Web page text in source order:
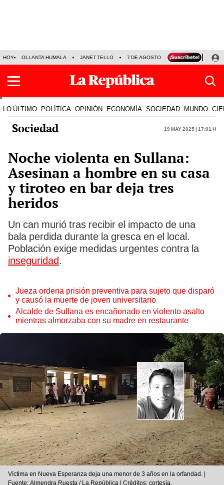
HOY OLLANTA HUMALA JANET TELLO 7 DE AGOSTO TINKA RESULTADOS
LO ÚLTIMO POLÍTICA OPINIÓN ECONOMÍA SOCIEDAD MUNDO
Sociedad 19 May 2025 | 17:01 h
Noche violenta en Sullana:
Asesinan a hombre en su casa
y tiroteo en bar deja tres
heridos
Un can murió tras recibir el impacto de una
bala perdida durante la gresca en el local.
Población exige medidas urgentes contra la
inseguridad.
Jueza ordena prisión preventiva para sujeto que disparó
y causó la muerte de joven universitario
Alcalde de Sullana es encañonado en violento asalto
mientras almorzaba con su madre en restaurante
Víctima en Nueva Esperanza deja una menor de 3 años en la orfandad. |
Fuente: Almendra Ruesta / La República | Créditos: cortesía.